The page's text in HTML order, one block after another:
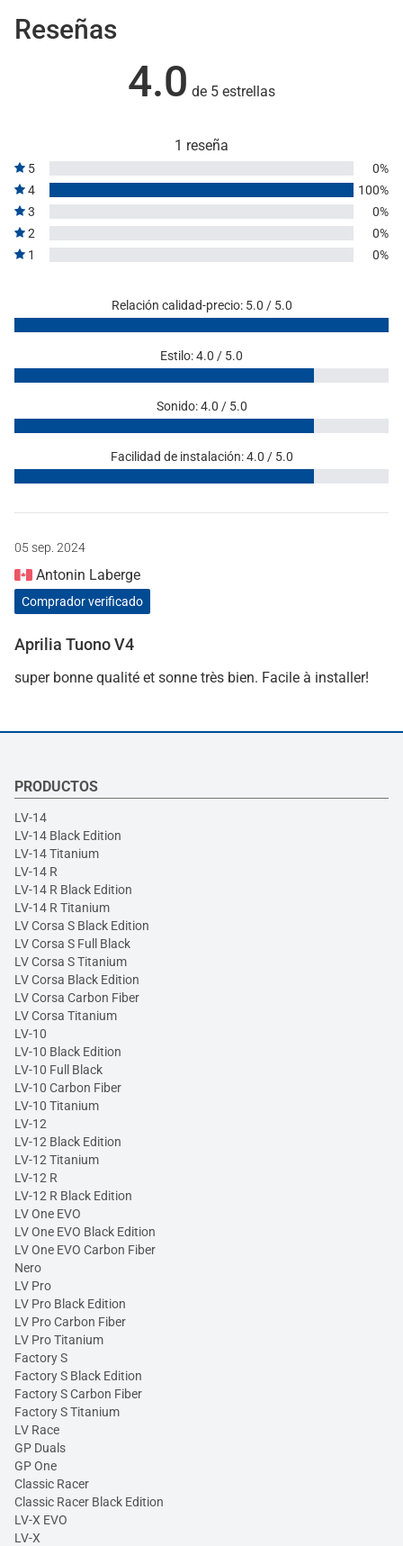
Reseñas
4.0 de 5 estrellas
1 reseña
5
0%
4
100%
3
0%
2
0%
1
0%
Relación calidad-precio: 5.0 / 5.0
Estilo: 4.0 / 5.0
Sonido: 4.0 / 5.0
Facilidad de instalación: 4.0 / 5.0
05 sep. 2024
Antonin Laberge
Comprador verificado
Aprilia Tuono V4
super bonne qualité et sonne très bien. Facile à installer!
PRODUCTOS
LV-14
LV-14 Black Edition
LV-14 Titanium
LV-14 R
LV-14 R Black Edition
LV-14 R Titanium
LV Corsa S Black Edition
LV Corsa S Full Black
LV Corsa S Titanium
LV Corsa Black Edition
LV Corsa Carbon Fiber
LV Corsa Titanium
LV-10
LV-10 Black Edition
LV-10 Full Black
LV-10 Carbon Fiber
LV-10 Titanium
LV-12
LV-12 Black Edition
LV-12 Titanium
LV-12 R
LV-12 R Black Edition
LV One EVO
LV One EVO Black Edition
LV One EVO Carbon Fiber
Nero
LV Pro
LV Pro Black Edition
LV Pro Carbon Fiber
LV Pro Titanium
Factory S
Factory S Black Edition
Factory S Carbon Fiber
Factory S Titanium
LV Race
GP Duals
GP One
Classic Racer
Classic Racer Black Edition
LV-X EVO
LV-X